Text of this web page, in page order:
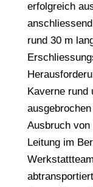
erfolgreich
rund 30 m
Kaverne rund
Ausbruch von
Leitung im